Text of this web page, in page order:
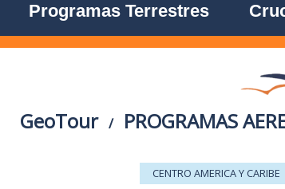
Programas Terrestres
GeoTour / PROGRAMAS
CENTRO AMERICA Y CARIBE